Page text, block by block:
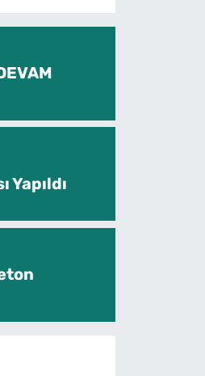
Yapıldı